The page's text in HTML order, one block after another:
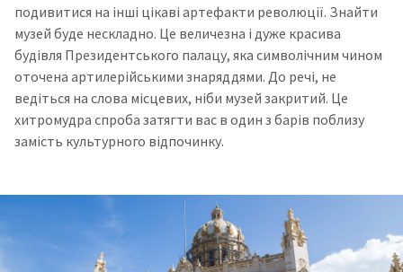
подивитися на інші цікаві артефакти революції. Знайти
музей буде нескладно. Це величезна і дуже красива
будівля Президентського палацу, яка символічним чином
оточена артилерійськими знаряддями. До речі, не
ведіться на слова місцевих, ніби музей закритий. Це
хитромудра спроба затягти вас в один з барів поблизу
замість культурного відпочинку.